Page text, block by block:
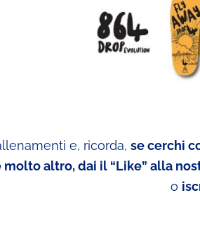
e, ricorda, se cerchi
altro, dai il “Like” alla
o